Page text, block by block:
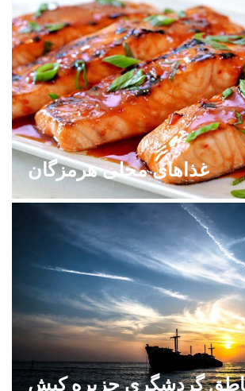
غذاهای محلی هرمزگان
گردشگری جزیره کیش